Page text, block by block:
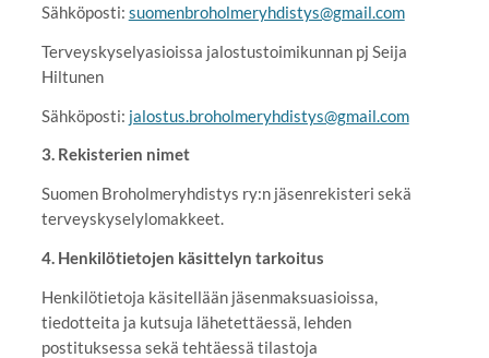
Sähköposti: suomenbroholmeryhdistys@gmail.com
Terveyskyselyasioissa jalostustoimikunnan pj Seija
Hiltunen
Sähköposti: jalostus.broholmeryhdistys@gmail.com
3. Rekisterien nimet
Suomen Broholmeryhdistys ry:n jäsenrekisteri sekä
terveyskyselylomakkeet.
4. Henkilötietojen käsittelyn tarkoitus
Henkilötietoja käsitellään jäsenmaksuasioissa,
tiedotteita ja kutsuja lähetettäessä, lehden
postituksessa sekä tehtäessä tilastoja